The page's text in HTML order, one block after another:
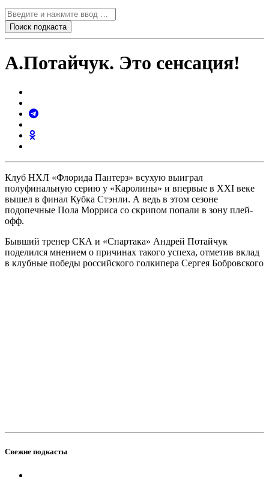
А.Потайчук. Это сенсация!
Клуб НХЛ «Флорида Пантерз» всухую выиграл
полуфинальную серию у «Каролины» и впервые в XXI веке
вышел в финал Кубка Стэнли. А ведь в этом сезоне
подопечные Пола Морриса со скрипом попали в зону плей-
офф.
Бывший тренер СКА и «Спартака» Андрей Потайчук
поделился мнением о причинах такого успеха, отметив вклад
в клубные победы российского голкипера Сергея Бобровского
Свежие подкасты